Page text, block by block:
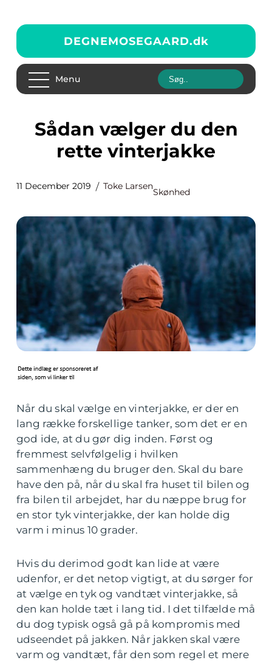
DEGNEMOSEGAARD.dk
Menu
Sådan vælger du den
rette vinterjakke
11 December 2019 Toke Larsen
Skønhed
Når du skal vælge en vinterjakke, er der en
lang række forskellige tanker, som det er en
god ide, at du gør dig inden. Først og
fremmest selvfølgelig i hvilken
sammenhæng du bruger den. Skal du bare
have den på, når du skal fra huset til bilen og
fra bilen til arbejdet, har du næppe brug for
en stor tyk vinterjakke, der kan holde dig
varm i minus 10 grader.
Hvis du derimod godt kan lide at være
udenfor, er det netop vigtigt, at du sørger for
at vælge en tyk og vandtæt vinterjakke, så
den kan holde tæt i lang tid. I det tilfælde må
du dog typisk også gå på kompromis med
udseendet på jakken. Når jakken skal være
varm og vandtæt, får den som regel et mere